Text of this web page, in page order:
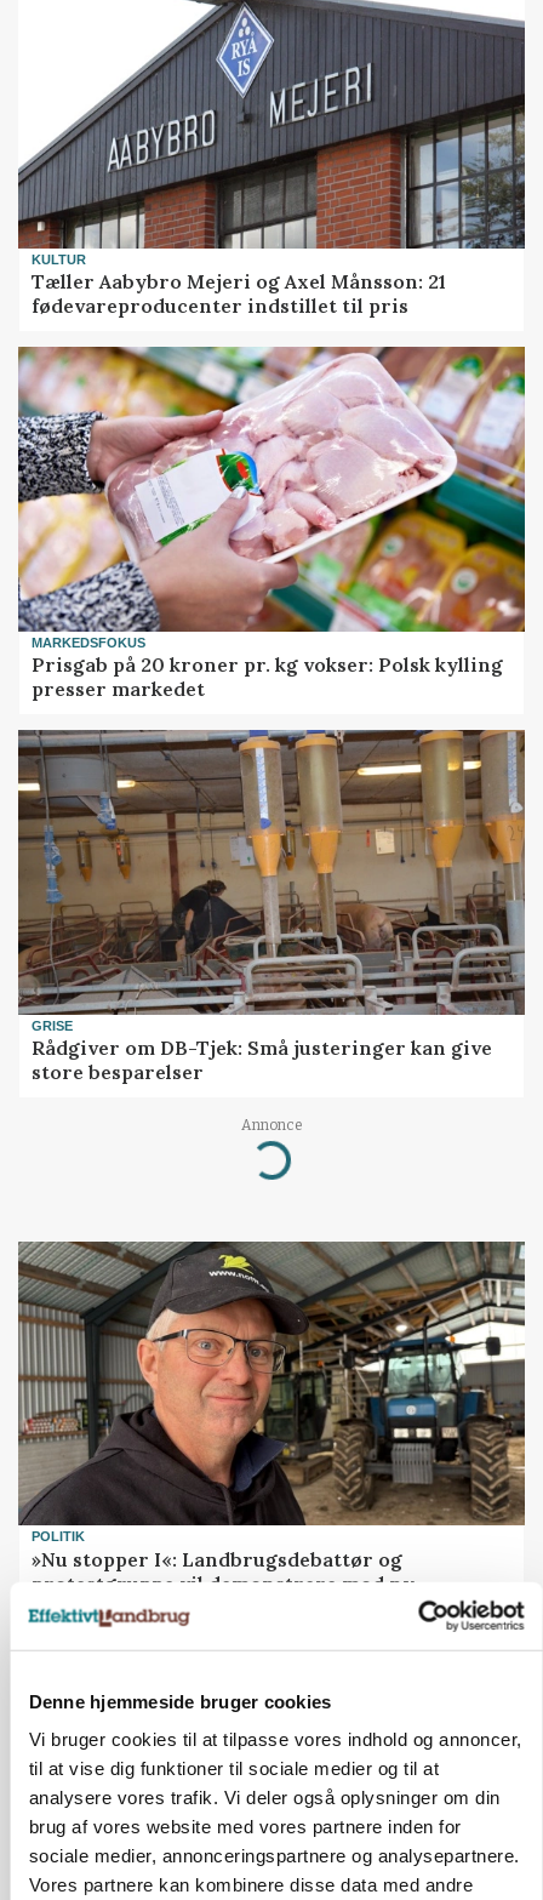
Denne hjemmeside bruger cookies
Vi bruger cookies til at tilpasse vores indhold og annoncer,
til at vise dig funktioner til sociale medier og til at
analysere vores trafik. Vi deler også oplysninger om din
brug af vores website med vores partnere inden for
sociale medier, annonceringspartnere og analysepartnere.
Vores partnere kan kombinere disse data med andre
KULTUR
Tæller Aabybro Mejeri og Axel Månsson: 21
fødevareproducenter indstillet til pris
MARKEDSFOKUS
Prisgab på 20 kroner pr. kg vokser: Polsk kylling
presser markedet
GRISE
Rådgiver om DB-Tjek: Små justeringer kan give
store besparelser
Annonce
Loading...
POLITIK
»Nu stopper I«: Landbrugsdebattør og
protestgruppe vil demonstrere mod ny
gødskningslov